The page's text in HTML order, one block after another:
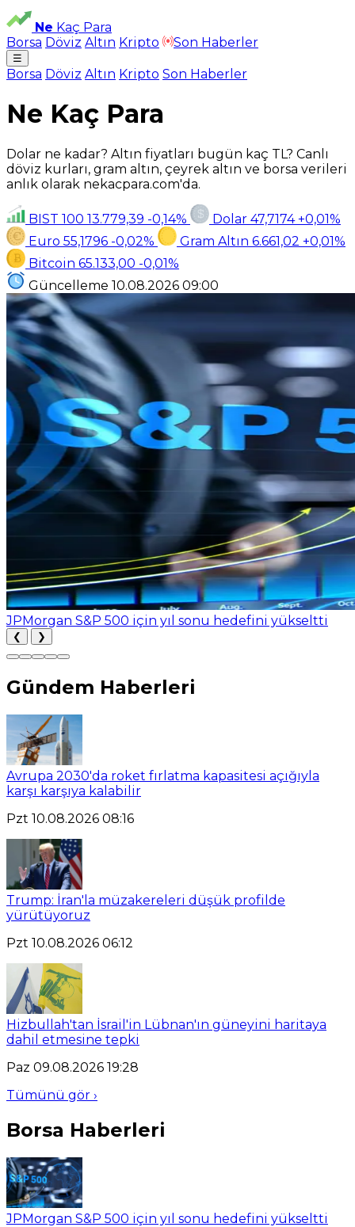
Ne Kaç Para
Borsa Döviz Altın Kripto Son Haberler
☰
Borsa Döviz Altın Kripto Son Haberler
Ne Kaç Para
Dolar ne kadar? Altın fiyatları bugün kaç TL? Canlı
döviz kurları, gram altın, çeyrek altın ve borsa verileri
anlık olarak nekacpara.com'da.
BIST 100 13.779,39 -0,14% Dolar 47,7174 +0,01%
Euro 55,1796 -0,02% Gram Altın 6.661,02 +0,01%
Bitcoin 65.133,00 -0,01%
Güncelleme 10.08.2026 09:00
JPMorgan S&P 500 için yıl sonu hedefini yükseltti
❮ ❯
Gündem Haberleri
Avrupa 2030'da roket fırlatma kapasitesi açığıyla
karşı karşıya kalabilir
Pzt 10.08.2026 08:16
Trump: İran'la müzakereleri düşük profilde
yürütüyoruz
Pzt 10.08.2026 06:12
Hizbullah'tan İsrail'in Lübnan'ın güneyini haritaya
dahil etmesine tepki
Paz 09.08.2026 19:28
Tümünü gör ›
Borsa Haberleri
JPMorgan S&P 500 için yıl sonu hedefini yükseltti